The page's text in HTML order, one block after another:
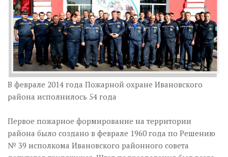
В феврале 2014 года Пожарной охране Ивановского
района исполнилось 54 года
Первое пожарное формирование на территории
района было создано в феврале 1960 года по Решению
№ 39 исполкома Ивановского районного совета